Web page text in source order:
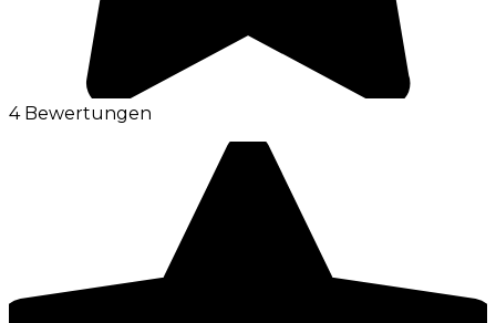
4 Bewertungen